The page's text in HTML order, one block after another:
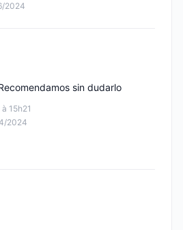
2024
15h21
2024
sin dudarlo